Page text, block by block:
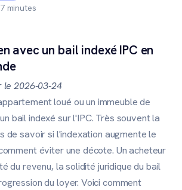
minutes
avec un bail indexé IPC en
2026-03-24
loué ou un immeuble de
bail indexé sur l'IPC. Très souvent la
de savoir si l'indexation augmente le
éviter une décote. Un acheteur
du revenu, la solidité juridique du bail
du loyer. Voici comment